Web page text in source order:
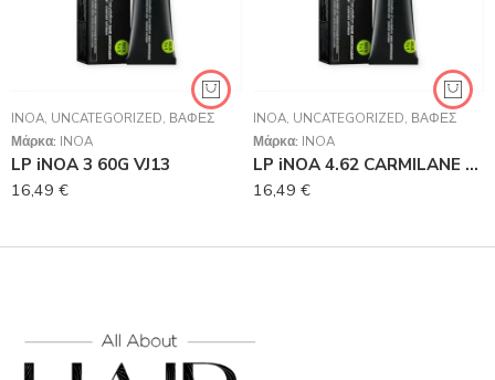
INOA, UNCATEGORIZED, ΒΑΦΈΣ
Μάρκα: INOA
LP iNOA 3 60G VJ13
16,49 €
INOA, UNCATEGORIZED, ΒΑΦΈΣ
Μάρκα: INOA
LP iNOA 4.62 CARMILANE 60G VJ13
16,49 €